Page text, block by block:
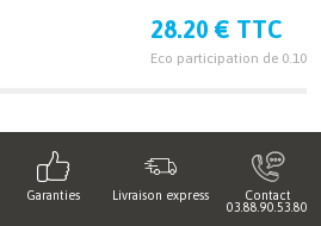
28.20 € TTC
Eco participation de 0.10 €
Garanties Livraison express
Contact
03.88.90.53.80